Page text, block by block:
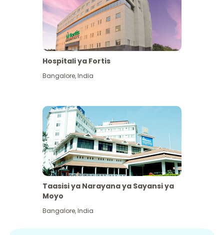
Hospitali ya Fortis
Bangalore,India
Taasisi ya Narayana ya Sayansi ya
Moyo
Bangalore,India